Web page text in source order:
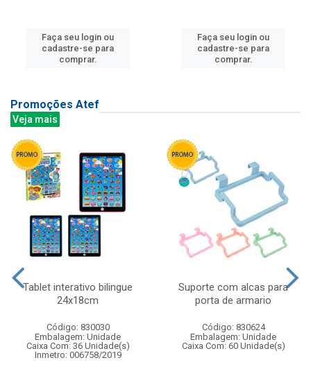
Faça seu login ou
cadastre-se para
comprar.
Faça seu login ou
cadastre-se para
comprar.
Promoções Atef
Veja mais
Tablet interativo bilingue
24x18cm
Código: 830030
Embalagem: Unidade
Caixa Com: 36 Unidade(s)
Inmetro: 006758/2019
Suporte com alcas para
porta de armario
Código: 830624
Embalagem: Unidade
Caixa Com: 60 Unidade(s)